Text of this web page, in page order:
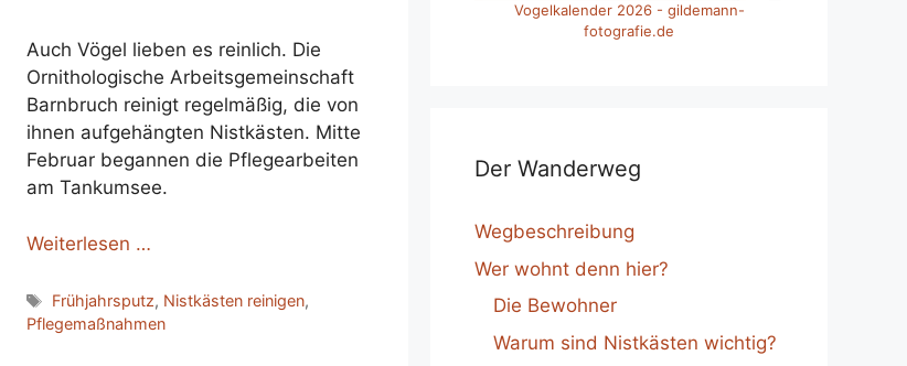
Auch Vögel lieben es reinlich. Die
Ornithologische Arbeitsgemeinschaft
Barnbruch reinigt regelmäßig, die von
ihnen aufgehängten Nistkästen. Mitte
Februar begannen die Pflegearbeiten
am Tankumsee.
Weiterlesen …
Schlagwörter
Frühjahrsputz, Nistkästen reinigen,
Pflegemaßnahmen
Vogelkalender 2026 - gildemann-
fotografie.de
Der Wanderweg
Wegbeschreibung
Wer wohnt denn hier?
Die Bewohner
Warum sind Nistkästen wichtig?